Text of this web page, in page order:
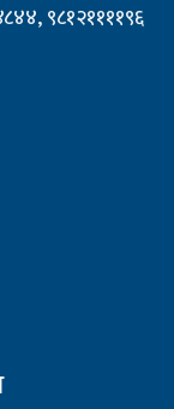
९८१२११११९६